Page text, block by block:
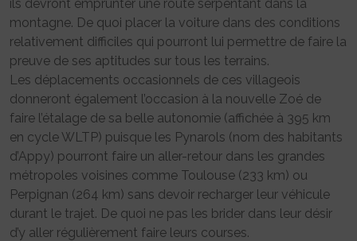
ils devront emprunter une route serpentant dans la
montagne. De quoi placer la voiture dans des conditions
relativement difficiles qui pourront lui permettre de faire la
preuve de ses aptitudes sur tous les terrains.
Les déplacements occasionnels de ces villageois
donneront également l’occasion à la nouvelle Zoé de
faire l’étalage de sa belle autonomie (affichée à 395 km
en cycle WLTP) puisque les Pynarols (nom des habitants
d’Appy) pourront faire un aller-retour dans les grandes
métropoles voisines comme Toulouse (233 km) ou
Perpignan (264 km) sans devoir recharger leur véhicule
durant le trajet. De quoi ne pas les brider dans leur désir
d’y aller régulièrement faire leurs courses.